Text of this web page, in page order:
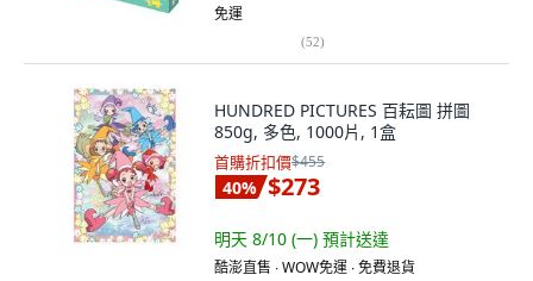
免運
(52)
HUNDRED PICTURES 百耘圖 拼圖
850g, 多色, 1000片, 1盒
首購折扣價$455
40% $273
明天 8/10 (一) 預計送達
酷澎直售 ∙ WOW免運 ∙ 免費退貨